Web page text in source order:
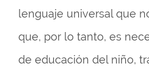
lenguaje universal que
que, por lo tanto, es
de educación del niño,